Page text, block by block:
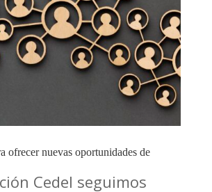
ofrecer nuevas oportunidades de
Cedel seguimos